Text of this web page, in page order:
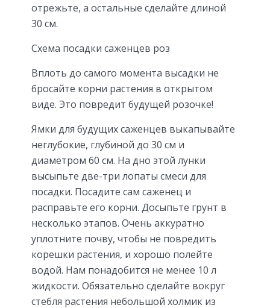
отрежьте, а остальные сделайте длиной
30 см.
Схема посадки саженцев роз
Вплоть до самого момента высадки не
бросайте корни растения в открытом
виде. Это повредит будущей розочке!
Ямки для будущих саженцев выкапывайте
неглубокие, глубиной до 30 см и
диаметром 60 см. На дно этой лунки
высыпьте две-три лопаты смеси для
посадки. Посадите сам саженец и
расправьте его корни. Досыпьте грунт в
несколько этапов. Очень аккуратно
уплотните почву, чтобы не повредить
корешки растения, и хорошо полейте
водой. Нам понадобится не менее 10 л
жидкости. Обязательно сделайте вокруг
стебля растения небольшой холмик из